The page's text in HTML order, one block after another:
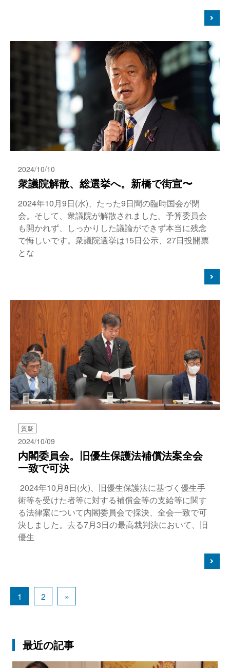
2024/10/10
衆議院解散、総選挙へ。新橋で街宣〜
2024年10月9日(水)、たった9日間の臨時国会が閉
会。そして、衆議院が解散されました。予算委員会
も開かれず、しっかりした議論ができず本当に残念
で悔しいです。衆議院選挙は15日公示、27日投開票
とな
質疑
2024/10/09
内閣委員会。旧優生保護法補償法案全会
一致で可決
2024年10月8日(火)、旧優生保護法に基づく優生手
術等を受けた者等に対する補償金等の支給等に関す
る法律案について内閣委員会で採決、全会一致で可
決しました。去る7月3日の最高裁判決において、旧
優生
1 2 »
最近の記事